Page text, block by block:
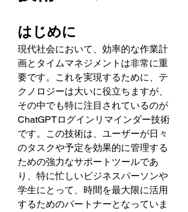
はじめに
現代社会において、効率的な作業計
画とタイムマネジメントは非常に重
要です。これを実現するために、テ
クノロジーは大いに役立ちますが、
その中でも特に注目されているのが
ChatGPTログインリマインダー技術
です。この技術は、ユーザーが日々
のタスクや予定を効果的に管理する
ための強力なサポートツールであ
り、特に忙しいビジネスパーソンや
学生にとって、時間を最大限に活用
するためのパートナーとなっていま